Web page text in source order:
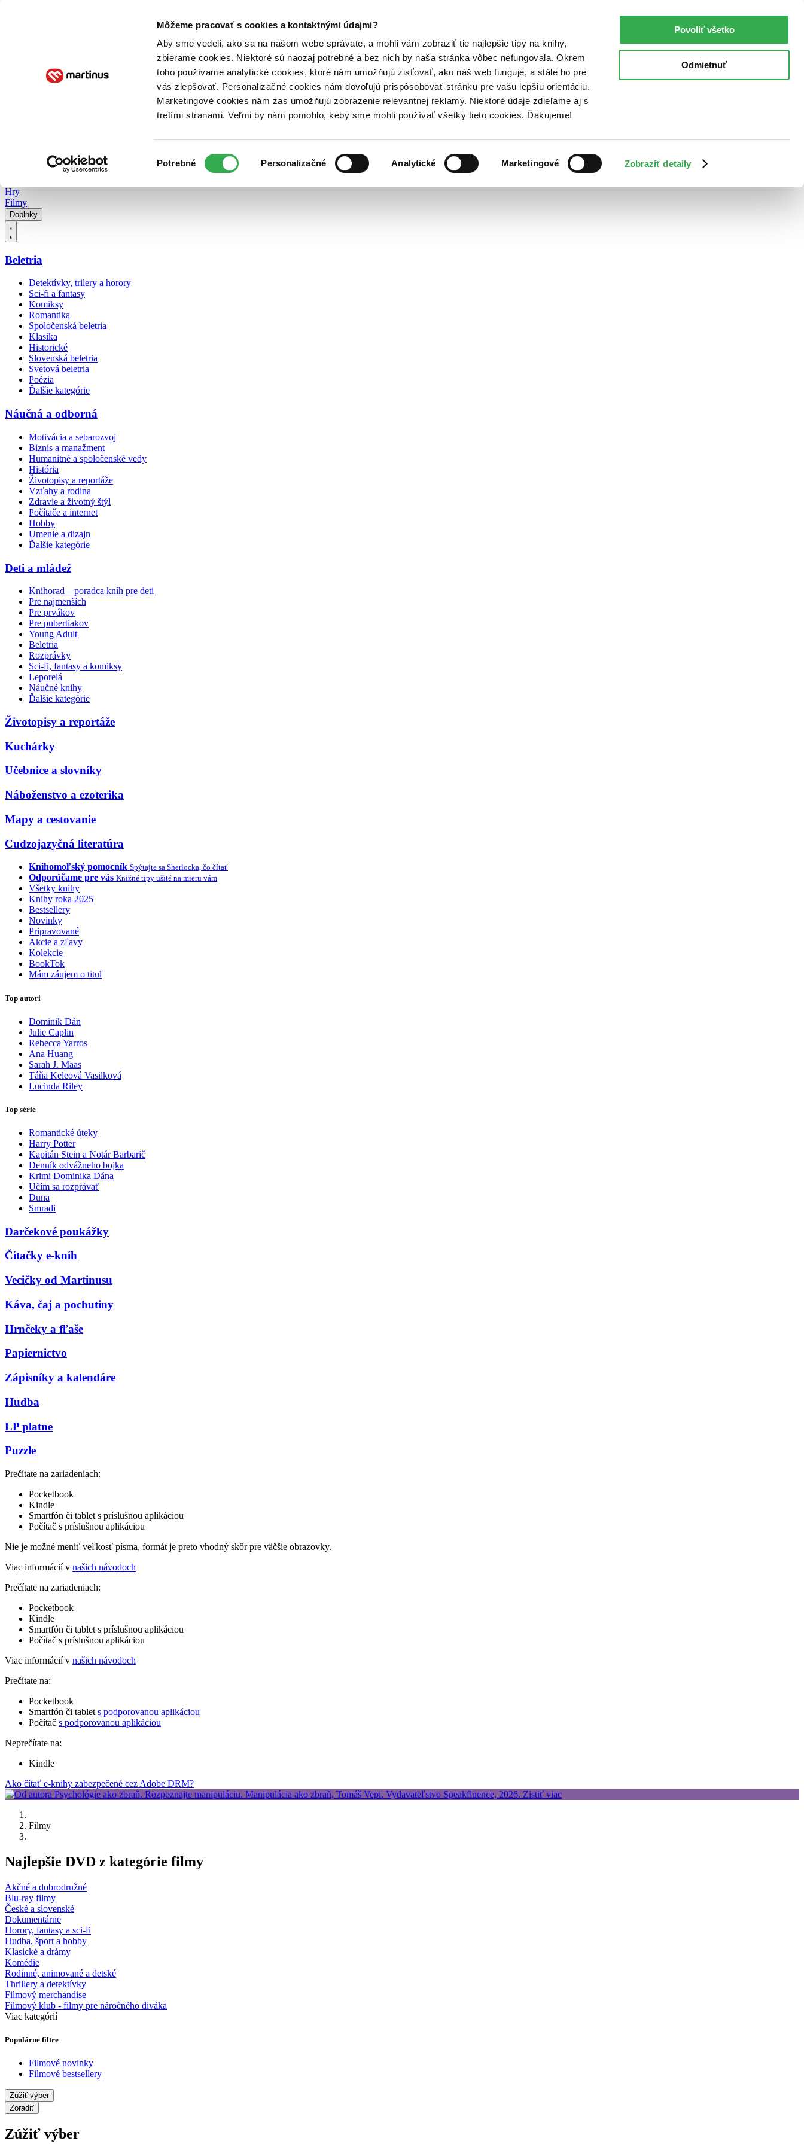
Môžeme pracovať s cookies a kontaktnými údajmi?
Aby sme vedeli, ako sa na našom webe správate, a mohli vám zobraziť tie najlepšie tipy na knihy,
zbierame cookies. Niektoré sú naozaj potrebné a bez nich by naša stránka vôbec nefungovala. Okrem
toho používame analytické cookies, ktoré nám umožňujú zisťovať, ako náš web funguje, a stále ho pre
vás zlepšovať. Personalizačné cookies nám dovoľujú prispôsobovať stránku pre vašu lepšiu orientáciu.
Marketingové cookies nám zas umožňujú zobrazenie relevantnej reklamy. Niektoré údaje zdieľame aj s
tretími stranami. Veľmi by nám pomohlo, keby sme mohli používať všetky tieto cookies. Ďakujeme!
súhlasu
Potrebné Personalizačné Analytické Marketingové Zobraziť detaily
Povoliť všetko
Odmietnuť
Poukážky Kontakt
Hry
Filmy
Doplnky
Beletria
Detektívky, trilery a horory
Sci-fi a fantasy
Komiksy
Romantika
Spoločenská beletria
Klasika
Historické
Slovenská beletria
Svetová beletria
Poézia
Ďalšie kategórie
Náučná a odborná
Motivácia a sebarozvoj
Biznis a manažment
Humanitné a spoločenské vedy
História
Životopisy a reportáže
Vzťahy a rodina
Zdravie a životný štýl
Počítače a internet
Hobby
Umenie a dizajn
Ďalšie kategórie
Deti a mládež
Knihorad – poradca kníh pre deti
Pre najmenších
Pre prvákov
Pre pubertiakov
Young Adult
Beletria
Rozprávky
Sci-fi, fantasy a komiksy
Leporelá
Náučné knihy
Ďalšie kategórie
Životopisy a reportáže
Kuchárky
Učebnice a slovníky
Náboženstvo a ezoterika
Mapy a cestovanie
Cudzojazyčná literatúra
Knihomoľský pomocník Spýtajte sa Sherlocka, čo čítať
Odporúčame pre vás Knižné tipy ušité na mieru vám
Všetky knihy
Knihy roka 2025
Bestsellery
Novinky
Pripravované
Akcie a zľavy
Kolekcie
BookTok
Mám záujem o titul
Top autori
Dominik Dán
Julie Caplin
Rebecca Yarros
Ana Huang
Sarah J. Maas
Táňa Keleová Vasilková
Lucinda Riley
Top série
Romantické úteky
Harry Potter
Kapitán Stein a Notár Barbarič
Denník odvážneho bojka
Krimi Dominika Dána
Učím sa rozprávať
Duna
Smradi
Darčekové poukážky
Čítačky e-kníh
Vecičky od Martinusu
Káva, čaj a pochutiny
Hrnčeky a fľaše
Papiernictvo
Zápisníky a kalendáre
Hudba
LP platne
Puzzle
Prečítate na zariadeniach:
Pocketbook
Kindle
Smartfón či tablet s príslušnou aplikáciou
Počítač s príslušnou aplikáciou
Nie je možné meniť veľkosť písma, formát je preto vhodný skôr pre väčšie obrazovky.
Viac informácií v našich návodoch
Prečítate na zariadeniach:
Pocketbook
Kindle
Smartfón či tablet s príslušnou aplikáciou
Počítač s príslušnou aplikáciou
Viac informácií v našich návodoch
Prečítate na:
Pocketbook
Smartfón či tablet s podporovanou aplikáciou
Počítač s podporovanou aplikáciou
Neprečítate na:
Kindle
Ako čítať e-knihy zabezpečené cez Adobe DRM?
Filmy
Najlepšie DVD z kategórie filmy
Akčné a dobrodružné
Blu-ray filmy
České a slovenské
Dokumentárne
Horory, fantasy a sci-fi
Hudba, šport a hobby
Klasické a drámy
Komédie
Rodinné, animované a detské
Thrillery a detektívky
Filmový merchandise
Filmový klub - filmy pre náročného diváka
Viac kategórií
Populárne filtre
Filmové novinky
Filmové bestsellery
Zúžiť výber
Zoradiť
Zúžiť výber